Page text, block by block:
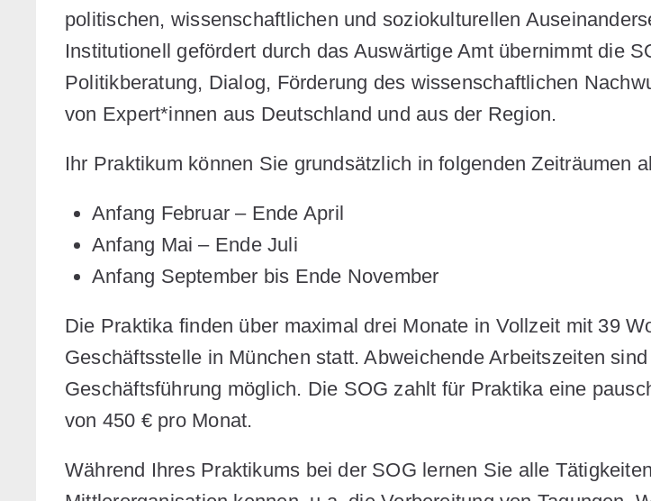
politischen, wissenschaftlichen und soziokulturellen
Institutionell gefördert durch das Auswärtige Amt übernimmt die
Politikberatung, Dialog, Förderung des wissenschaftlichen
von Expert*innen aus Deutschland und aus der Region.
Ihr Praktikum können Sie grundsätzlich in folgenden Zeiträumen
Anfang Februar – Ende April
Anfang Mai – Ende Juli
Anfang September bis Ende November
Die Praktika finden über maximal drei Monate in Vollzeit mit 39
Geschäftsstelle in München statt. Abweichende Arbeitszeiten
Geschäftsführung möglich. Die SOG zahlt für Praktika eine
von 450 € pro Monat.
Während Ihres Praktikums bei der SOG lernen Sie alle